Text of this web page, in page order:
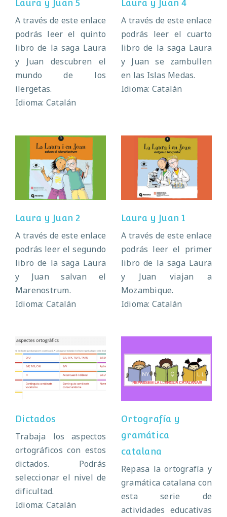
Laura y Juan 5
A través de este enlace
podrás leer el quinto
libro de la saga Laura
y Juan descubren el
mundo de los
ilergetas.
Idioma: Catalán
Laura y Juan 4
A través de este enlace
podrás leer el cuarto
libro de la saga Laura
y Juan se zambullen
en las Islas Medas.
Idioma: Catalán
Laura y Juan 2
Laura y Juan 2
A través de este enlace
podrás leer el segundo
libro de la saga Laura
y Juan salvan el
Marenostrum.
Idioma: Catalán
Laura y Juan 1
Laura y Juan 1
A través de este enlace
podrás leer el primer
libro de la saga Laura
y Juan viajan a
Mozambique.
Idioma: Catalán
Dictados
Dictados
Trabaja los aspectos
ortográficos con estos
dictados. Podrás
seleccionar el nivel de
dificultad.
Idioma: Catalán
Ortografía y
gramática
catalana
Ortografía y
gramática
catalana
Repasa la ortografía y
gramática catalana con
esta serie de
actividades educativas